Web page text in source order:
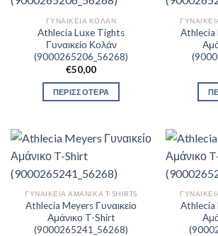
ΓΥΝΑΙΚΕΊΑ ΚΟΛΆΝ
Athlecia Luxe Tights
Γυναικείο Κολάν
(9000265206_56268)
€50,00
ΠΕΡΙΣΣΟΤΕΡΑ
Athlecia
ΓΥΝΑΙΚΕΊΑ ΑΜΆΝΙΚΑ T-SHIRTS
Athlecia Meyers Γυναικείο
Αμάνικο T-Shirt
(9000265241_56268)
Athlecia